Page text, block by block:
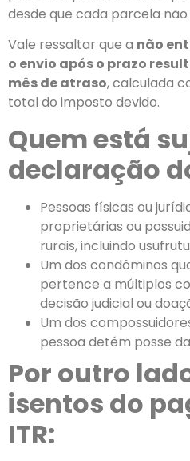
desde que cada parcela
Vale ressaltar que a não
o envio após o prazo
mês de atraso, calculada
total do imposto devido.
Quem está
declaração
Pessoas físicas ou
proprietárias ou
rurais, incluindo
Um dos condôminos
pertence a múltiplos
decisão judicial ou
Um dos
pessoa detém posse
Por outro
isentos do
ITR: